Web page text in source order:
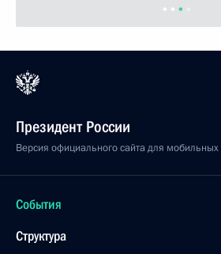
Президент России
Версия официального сайта для мобильных
События
Структура